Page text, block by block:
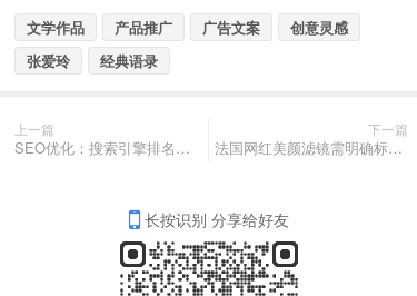
文学作品 产品推广 广告文案
创意灵感
张爱玲
经典语录
上一篇
SEO优化：搜索引擎排名的核心技能
下一篇
法国网红美颜滤镜需明确标注，过度滤镜可能构成欺诈
长按识别 分享给好友